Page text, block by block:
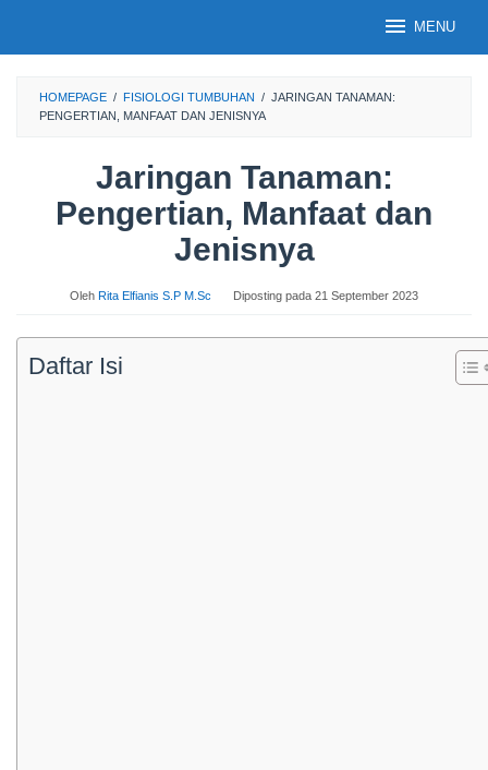
MENU
HOMEPAGE / FISIOLOGI TUMBUHAN / JARINGAN TANAMAN:
PENGERTIAN, MANFAAT DAN JENISNYA
Jaringan Tanaman:
Pengertian, Manfaat dan
Jenisnya
Oleh Rita Elfianis S.P M.Sc Diposting pada 21 September 2023
Daftar Isi